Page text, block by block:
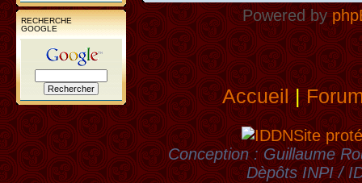
RECHERCHE
GOOGLE
Powered by
Accueil|
Site
Conception : Guillaume
Dèpôts INPI /